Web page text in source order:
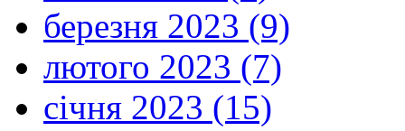
березня 2023 (9)
лютого 2023 (7)
січня 2023 (15)